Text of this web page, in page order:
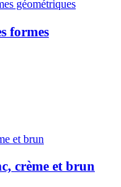
formes
crème et brun